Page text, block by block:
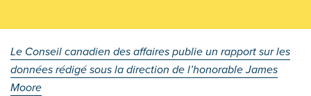
Le Conseil canadien des affaires publie un rapport sur les
données rédigé sous la direction de l’honorable James
Moore